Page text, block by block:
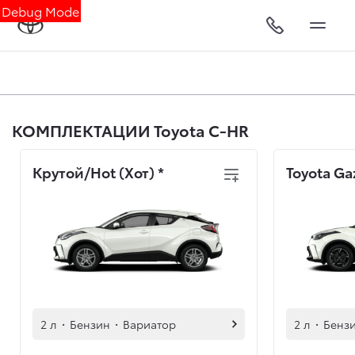
Debug Mode
КОМПЛЕКТАЦИИ Toyota C-HR
Крутой/Hot (Хот) *
2 л · Бензин · Вариатор
Toyota
2 л ·